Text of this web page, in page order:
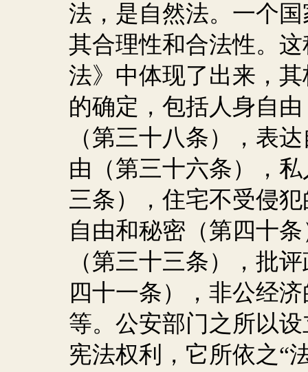
法，是自然法。一个
其合理性和合法性。
法》中体现了出来，
的确定，包括人身自
（第三十八条），表
由（第三十六条），
三条），住宅不受侵
自由和秘密（第四十
（第三十三条），批
四十一条），非公经
等。公安部门之所以
宪法权利，它所依之“